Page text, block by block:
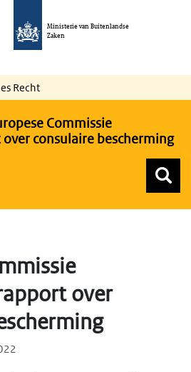
Ministerie van Buitenlandse
Zaken
Recht
Commissie
consulaire bescherming
over